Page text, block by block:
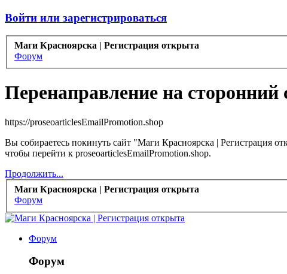
Войти или зарегистрироваться
Маги Красноярска | Регистрация открыта
Форум
Перенаправление на сторонний
https://proseoarticlesEmailPromotion.shop
Вы собираетесь покинуть сайт "Маги Красноярска | Регистрация
чтобы перейти к proseoarticlesEmailPromotion.shop.
Продолжить...
Маги Красноярска | Регистрация открыта
Форум
Форум
Форум